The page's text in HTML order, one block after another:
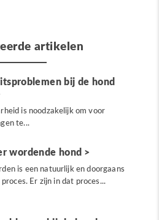
artikelen
bij de hond
is noodzakelijk om voor
te...
wordende hond
is een natuurlijk en doorgaans
Er zijn in dat proces...